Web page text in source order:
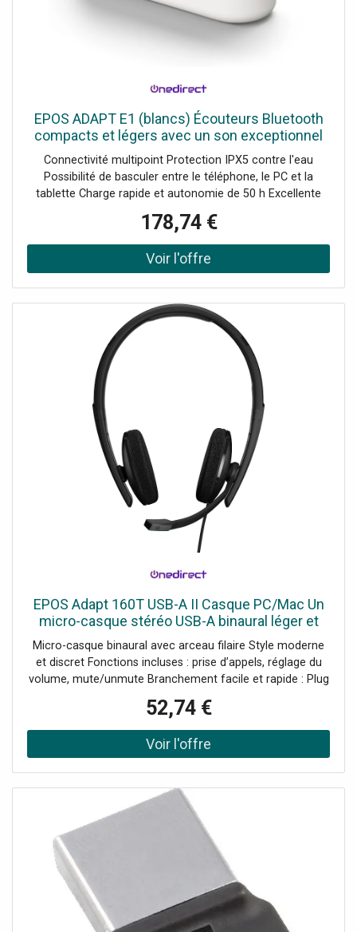
EPOS ADAPT E1 (blancs) Écouteurs Bluetooth
compacts et légers avec un son exceptionnel
et une connectivité polyvalente
Connectivité multipoint Protection IPX5 contre l'eau
Possibilité de basculer entre le téléphone, le PC et la
tablette Charge rapide et autonomie de 50 h Excellente
EpOSIntelligentFit™ : ajustement confortable et
performances acoustiques Hybrid Active Noise
Cancellation (ANC) EPOSIntelligentFit™ : ajustement
confortable et performances acoustiques. Certification
Cisco
178,74 €
EPOS Adapt 160T USB-A II Casque PC/Mac Un
micro-casque stéréo USB-A binaural léger et
pratique, idéal pour vous.
Micro-casque binaural avec arceau filaire Style moderne
et discret Fonctions incluses : prise d’appels, réglage du
volume, mute/unmute Branchement facile et rapide : Plug
Teams Compatible avec tous les softphones du marché
52,74 €